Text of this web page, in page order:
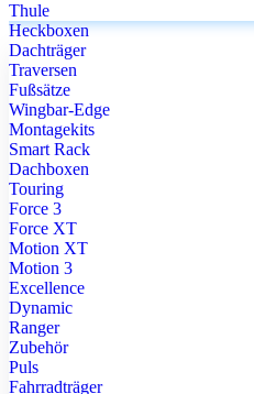
Thule
Heckboxen
Dachträger
Traversen
Fußsätze
Wingbar-Edge
Montagekits
Smart Rack
Dachboxen
Touring
Force 3
Force XT
Motion XT
Motion 3
Excellence
Dynamic
Ranger
Zubehör
Puls
Fahrradträger